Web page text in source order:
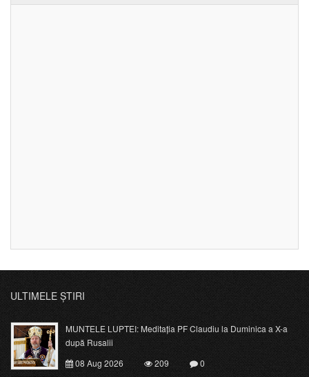
ULTIMELE ȘTIRI
MUNTELE LUPTEI: Meditația PF Claudiu la Duminica a X-a
după Rusalii
08 Aug 2026
209
0